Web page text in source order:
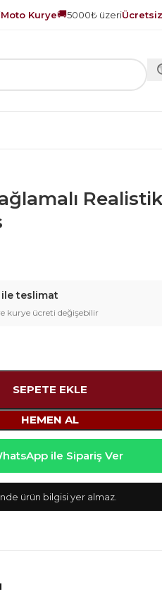
Moto Kurye🚚5000₺ üzeri
teslimat
kurye ücreti değişebilir
SEPETE EKLE
HEMEN AL
ile Sipariş Ver
ürün bilgisi yer almaz.